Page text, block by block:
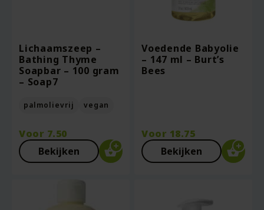
Lichaamszeep –
Bathing Thyme
Soapbar – 100 gram
– Soap7
palmolievrij vegan
Voor 7.50
Bekijken
Voedende Babyolie
– 147 ml – Burt’s
Bees
Voor 18.75
Bekijken